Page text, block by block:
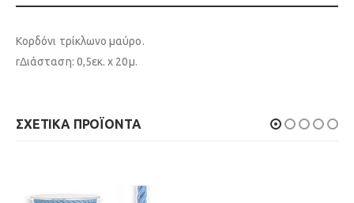
Κορδόνι τρίκλωνο μαύρο.
rΔιάσταση: 0,5εκ. x 20μ.
ΣΧΕΤΙΚΆ ΠΡΟΪΌΝΤΑ